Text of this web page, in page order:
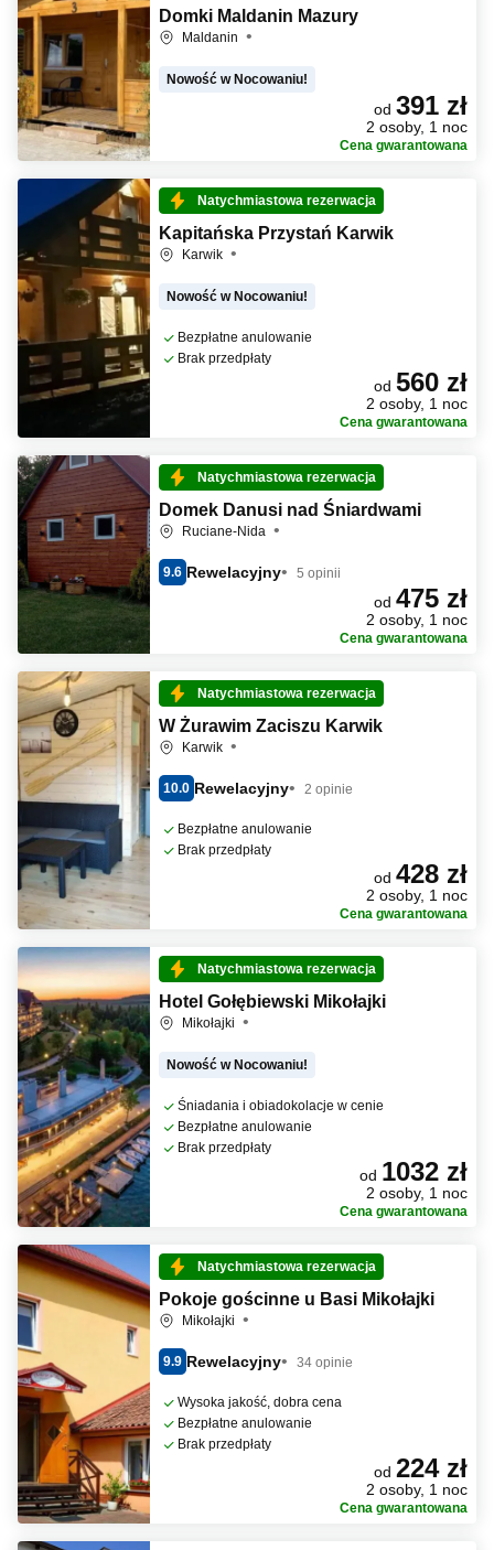
Domki Maldanin Mazury
Maldanin
Nowość w Nocowaniu!
od 391 zł
2 osoby, 1 noc
Cena gwarantowana
Natychmiastowa rezerwacja
Kapitańska Przystań Karwik
Karwik
Nowość w Nocowaniu!
Bezpłatne anulowanie
Brak przedpłaty
od 560 zł
2 osoby, 1 noc
Cena gwarantowana
Natychmiastowa rezerwacja
Domek Danusi nad Śniardwami
Ruciane-Nida
9.6 Rewelacyjny 5 opinii
od 475 zł
2 osoby, 1 noc
Cena gwarantowana
Natychmiastowa rezerwacja
W Żurawim Zaciszu Karwik
Karwik
10.0 Rewelacyjny 2 opinie
Bezpłatne anulowanie
Brak przedpłaty
od 428 zł
2 osoby, 1 noc
Cena gwarantowana
Natychmiastowa rezerwacja
Hotel Gołębiewski Mikołajki
Mikołajki
Nowość w Nocowaniu!
Śniadania i obiadokolacje w cenie
Bezpłatne anulowanie
Brak przedpłaty
od 1032 zł
2 osoby, 1 noc
Cena gwarantowana
Natychmiastowa rezerwacja
Pokoje gościnne u Basi Mikołajki
Mikołajki
9.9 Rewelacyjny 34 opinie
Wysoka jakość, dobra cena
Bezpłatne anulowanie
Brak przedpłaty
od 224 zł
2 osoby, 1 noc
Cena gwarantowana